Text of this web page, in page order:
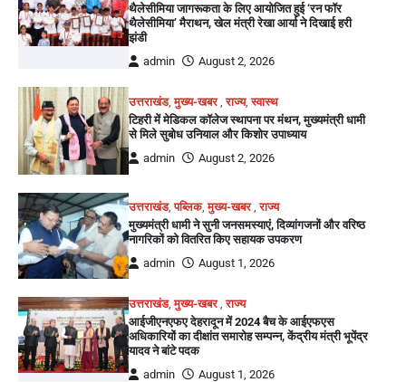
थैलेसीमिया जागरूकता के लिए आयोजित हुई ‘रन फॉर
थैलेसीमिया’ मैराथन, खेल मंत्री रेखा आर्या ने दिखाई हरी
झंडी
admin
August 2, 2026
उत्तराखंड,मुख्य-खबर,राज्य,स्वास्थ
टिहरी में मेडिकल कॉलेज स्थापना पर मंथन, मुख्यमंत्री धामी
से मिले सुबोध उनियाल और किशोर उपाध्याय
admin
August 2, 2026
उत्तराखंड,पब्लिक,मुख्य-खबर,राज्य
मुख्यमंत्री धामी ने सुनी जनसमस्याएं, दिव्यांगजनों और वरिष्ठ
नागरिकों को वितरित किए सहायक उपकरण
admin
August 1, 2026
उत्तराखंड,मुख्य-खबर ,राज्य
आईजीएनएफए देहरादून में 2024 बैच के आईएफएस
अधिकारियों का दीक्षांत समारोह सम्पन्न, केंद्रीय मंत्री भूपेंद्र
यादव ने बांटे पदक
admin
August 1, 2026